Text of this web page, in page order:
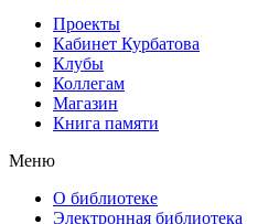
Проекты
Кабинет Курбатова
Клубы
Коллегам
Магазин
Книга памяти
Меню
О библиотеке
Электронная библиотека